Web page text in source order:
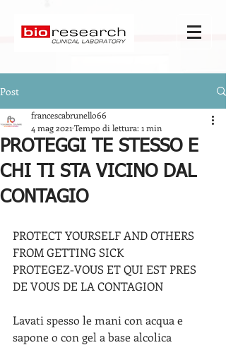
Post
PROTEGGI TE STESSO E
CHI TI STA VICINO DAL
CONTAGIO
francescabrunello66
4 mag 2021 Tempo di lettura: 1 min
PROTECT YOURSELF AND OTHERS
FROM GETTING SICK
PROTEGEZ-VOUS ET QUI EST PRES
DE VOUS DE LA CONTAGION
Lavati spesso le mani con acqua e
sapone o con gel a base alcolica